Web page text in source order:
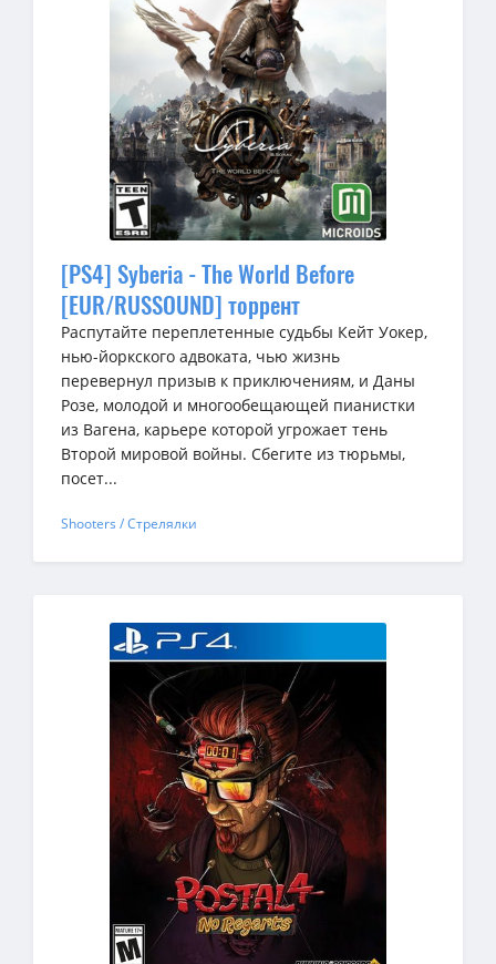
[PS4] Syberia - The World Before
[EUR/RUSSOUND] торрент
Распутайте переплетенные судьбы Кейт Уокер,
нью-йоркского адвоката, чью жизнь
перевернул призыв к приключениям, и Даны
Розе, молодой и многообещающей пианистки
из Вагена, карьере которой угрожает тень
Второй мировой войны. Сбегите из тюрьмы,
посет...
Shooters / Стрелялки